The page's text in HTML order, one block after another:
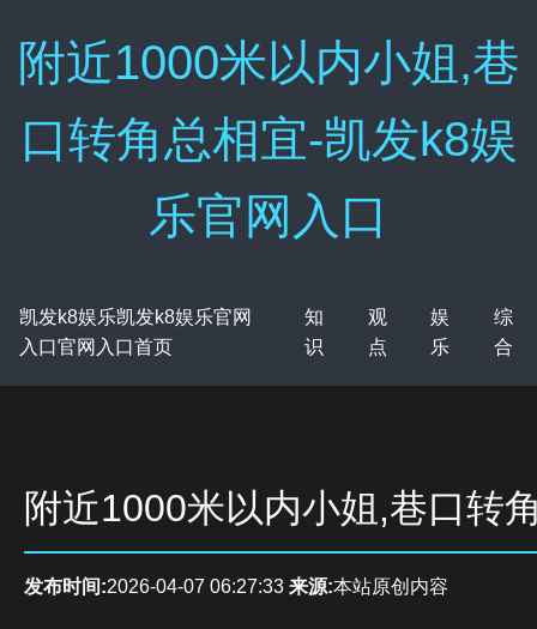
附近1000米以内小姐,巷
口转角总相宜-凯发k8娱
乐官网入口
凯发k8娱乐凯发k8娱乐官网
入口官网入口首页
知
识
观
点
娱
乐
综
合
附近1000米以内小姐,巷口转
发布时间:2026-04-07 06:27:33 来源:本站原创内容